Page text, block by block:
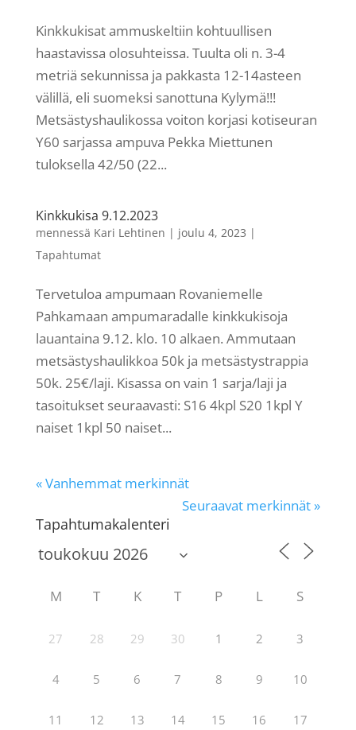
Kinkkukisat ammuskeltiin kohtuullisen
haastavissa olosuhteissa. Tuulta oli n. 3-4
metriä sekunnissa ja pakkasta 12-14asteen
välillä, eli suomeksi sanottuna Kylymä!!!
Metsästyshaulikossa voiton korjasi kotiseuran
Y60 sarjassa ampuva Pekka Miettunen
tuloksella 42/50 (22...
Kinkkukisa 9.12.2023
mennessä Kari Lehtinen | joulu 4, 2023 |
Tapahtumat
Tervetuloa ampumaan Rovaniemelle
Pahkamaan ampumaradalle kinkkukisoja
lauantaina 9.12. klo. 10 alkaen. Ammutaan
metsästyshaulikkoa 50k ja metsästystrappia
50k. 25€/laji. Kisassa on vain 1 sarja/laji ja
tasoitukset seuraavasti: S16 4kpl S20 1kpl Y
naiset 1kpl 50 naiset...
« Vanhemmat merkinnät
Seuraavat merkinnät »
Tapahtumakalenteri
M T K T P L S
27 28 29 30 1 2 3
4 5 6 7 8 9 10
11 12 13 14 15 16 17